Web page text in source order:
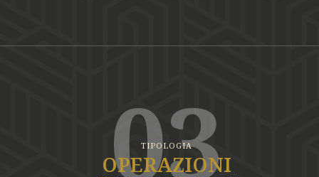
03
TIPOLOGIA
OPERAZIONI